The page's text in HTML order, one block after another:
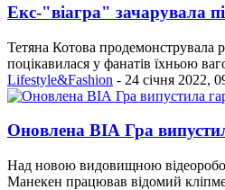
Екс-"віагра" зачарувала
Тетяна Котова продемонструвала
поцікавилася у фанатів їхньою
Lifestyle&Fashion - 24 січня 2022,
Оновлена ВІА Гра
Над новою видовищною
Манекен працював відомий